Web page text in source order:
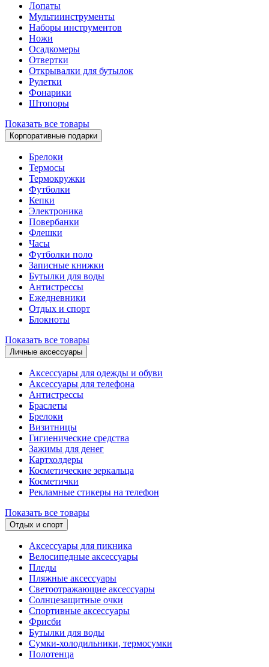
Лопаты
Мультиинструменты
Наборы инструментов
Ножи
Осадкомеры
Отвертки
Открывалки для бутылок
Рулетки
Фонарики
Штопоры
Показать все товары
Корпоративные подарки
Брелоки
Термосы
Термокружки
Футболки
Кепки
Электроника
Повербанки
Флешки
Часы
Футболки поло
Записные книжки
Бутылки для воды
Антистрессы
Ежедневники
Отдых и спорт
Блокноты
Показать все товары
Личные аксессуары
Аксессуары для одежды и обуви
Аксессуары для телефона
Антистрессы
Браслеты
Брелоки
Визитницы
Гигиенические средства
Зажимы для денег
Картхолдеры
Косметические зеркальца
Косметички
Рекламные стикеры на телефон
Показать все товары
Отдых и спорт
Аксессуары для пикника
Велосипедные аксессуары
Пледы
Пляжные аксессуары
Светоотражающие аксессуары
Солнцезащитные очки
Спортивные аксессуары
Фрисби
Бутылки для воды
Сумки-холодильники, термосумки
Полотенца